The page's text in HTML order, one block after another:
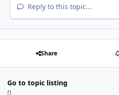
Reply to this topic...
Share
Go to topic listing